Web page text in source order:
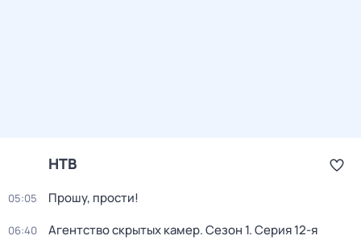
НТВ
05:05 Прошу, прости!
06:40 Агентство скрытых камер. Сезон 1. Серия 12-я